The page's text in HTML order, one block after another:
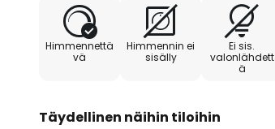
huomion. Se
muuttaa sen
Himmennettä
vä
Himmennin ei
sisälly
Ei sis.
valonlähdett
ä
Täydellinen näihin tiloihin